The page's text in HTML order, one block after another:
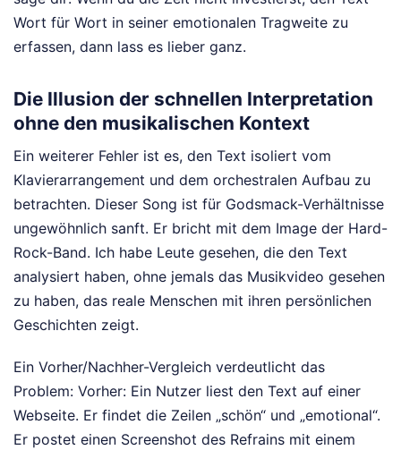
Wort für Wort in seiner emotionalen Tragweite zu
erfassen, dann lass es lieber ganz.
Die Illusion der schnellen Interpretation
ohne den musikalischen Kontext
Ein weiterer Fehler ist es, den Text isoliert vom
Klavierarrangement und dem orchestralen Aufbau zu
betrachten. Dieser Song ist für Godsmack-Verhältnisse
ungewöhnlich sanft. Er bricht mit dem Image der Hard-
Rock-Band. Ich habe Leute gesehen, die den Text
analysiert haben, ohne jemals das Musikvideo gesehen
zu haben, das reale Menschen mit ihren persönlichen
Geschichten zeigt.
Ein Vorher/Nachher-Vergleich verdeutlicht das
Problem: Vorher: Ein Nutzer liest den Text auf einer
Webseite. Er findet die Zeilen „schön“ und „emotional“.
Er postet einen Screenshot des Refrains mit einem